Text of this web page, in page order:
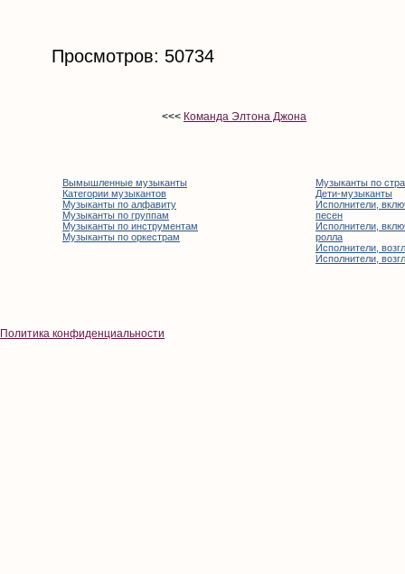
Просмотров: 50734
<<< Команда Элтона Джона
Вымышленные музыканты
Категории музыкантов
Музыканты по алфавиту
Музыканты по группам
Музыканты по инструментам
Музыканты по оркестрам
Музыканты по
Дети-музыканты
Исполнители,
песен
Исполнители,
ролла
Исполнители,
Исполнители,
Политика конфиденциальности